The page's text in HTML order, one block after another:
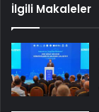
İlgili Makaleler